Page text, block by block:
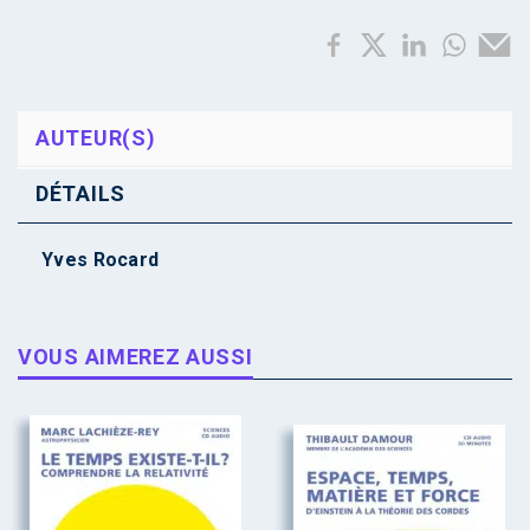
AUTEUR(S)
DÉTAILS
Yves Rocard
VOUS AIMEREZ AUSSI